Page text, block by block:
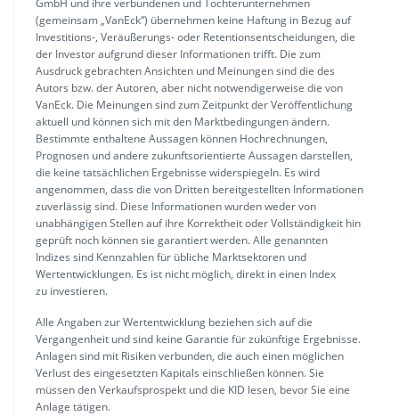
GmbH und ihre verbundenen und Tochterunternehmen
(gemeinsam „VanEck“) übernehmen keine Haftung in Bezug auf
Investitions-, Veräußerungs- oder Retentionsentscheidungen, die
der Investor aufgrund dieser Informationen trifft. Die zum
Ausdruck gebrachten Ansichten und Meinungen sind die des
Autors bzw. der Autoren, aber nicht notwendigerweise die von
VanEck. Die Meinungen sind zum Zeitpunkt der Veröffentlichung
aktuell und können sich mit den Marktbedingungen ändern.
Bestimmte enthaltene Aussagen können Hochrechnungen,
Prognosen und andere zukunftsorientierte Aussagen darstellen,
die keine tatsächlichen Ergebnisse widerspiegeln. Es wird
angenommen, dass die von Dritten bereitgestellten Informationen
zuverlässig sind. Diese Informationen wurden weder von
unabhängigen Stellen auf ihre Korrektheit oder Vollständigkeit hin
geprüft noch können sie garantiert werden. Alle genannten
Indizes sind Kennzahlen für übliche Marktsektoren und
Wertentwicklungen. Es ist nicht möglich, direkt in einen Index
zu investieren.
Alle Angaben zur Wertentwicklung beziehen sich auf die
Vergangenheit und sind keine Garantie für zukünftige Ergebnisse.
Anlagen sind mit Risiken verbunden, die auch einen möglichen
Verlust des eingesetzten Kapitals einschließen können. Sie
müssen den Verkaufsprospekt und die KID lesen, bevor Sie eine
Anlage tätigen.